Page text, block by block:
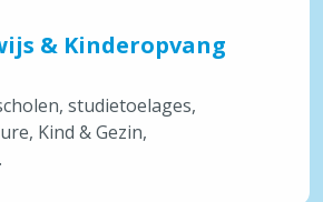
& Kinderopvang
studietoelages,
Kind & Gezin,